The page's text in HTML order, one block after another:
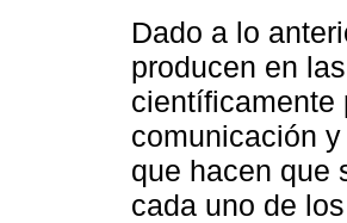
Dado a lo
producen en
científicamente
comunicación
que hacen que
cada uno de